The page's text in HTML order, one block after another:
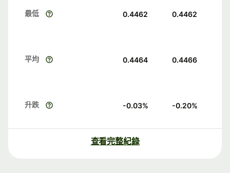
最低 0.4462 0.4462
平均 0.4464 0.4466
升跌 -0.03% -0.20%
查看完整紀錄